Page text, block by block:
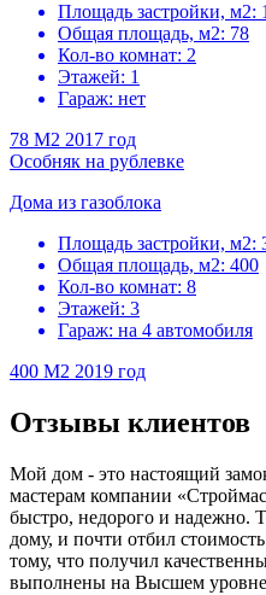
Площадь застройки, м2:
Общая площадь, м2: 78
Кол-во комнат: 2
Этажей: 1
Гараж: нет
78 M2 2017 год
Особняк на рублевке
Дома из газоблока
Площадь застройки, м2:
Общая площадь, м2: 400
Кол-во комнат: 8
Этажей: 3
Гараж: на 4 автомобиля
400 M2 2019 год
Отзывы клиентов
Мой дом - это настоящий
мастерам компании
быстро, недорого и надежно.
дому, и почти отбил
тому, что получил
выполнены на Высшем